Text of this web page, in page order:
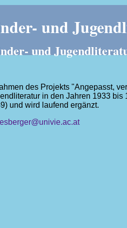
und
und
des Projekts "Angepasst,
in den Jahren 1933
und wird laufend ergänzt.